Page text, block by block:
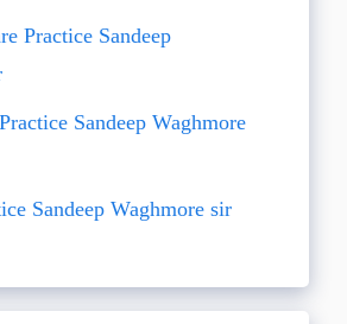
Practice Sandeep
Sandeep Waghmore
Sandeep Waghmore sir